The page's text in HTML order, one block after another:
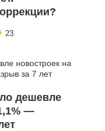
23
дешевле
—